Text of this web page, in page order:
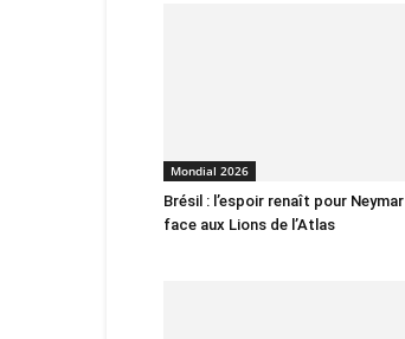
Mondial 2026
Brésil : l’espoir renaît pour Neymar
face aux Lions de l’Atlas